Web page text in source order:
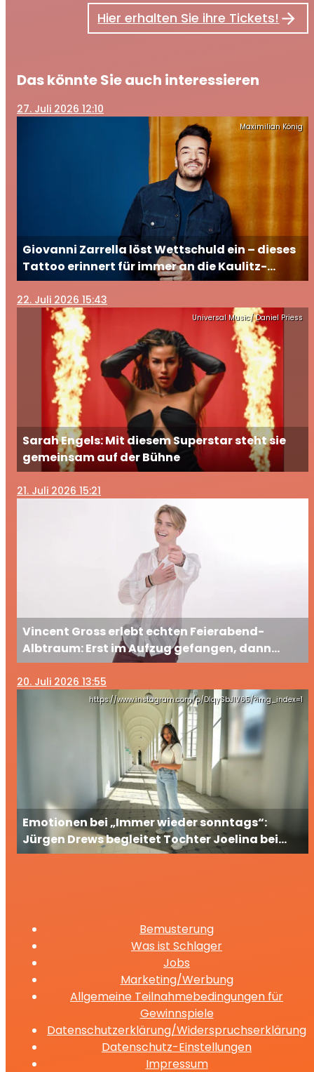
Hier erhalten Sie ihre Tickets!
Das könnte Sie auch interessieren
27. Juli 2026 12:10
Maximilian König
Giovanni Zarrella löst Wettschuld ein – dieses
Tattoo erinnert für immer an die Kaulitz-
Brüder
22. Juli 2026 15:43
Universal Music/ Daniel Priess
Sarah Engels: Mit diesem Superstar steht sie
gemeinsam auf der Bühne
21. Juli 2026 15:21
Vincent Gross erlebt echten Feierabend-
Albtraum: Erst im Aufzug gefangen, dann
ausgesperrt
20. Juli 2026 13:55
https://www.instagram.com/p/DIqySbJIV65/?img_index=1
Emotionen bei „Immer wieder sonntags“:
Jürgen Drews begleitet Tochter Joelina bei
ihrem großen TV-Auftritt
Bemusterung
Was ist Schlager
Jobs
Marketing/Werbung
Allgemeine Teilnahmebedingungen für
Gewinnspiele
Datenschutzerklärung/Widerspruchserklärung
Datenschutz-Einstellungen
Impressum